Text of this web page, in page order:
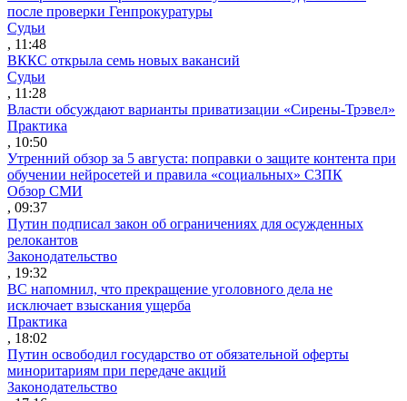
после проверки Генпрокуратуры
Судьи
, 11:48
ВККС открыла семь новых вакансий
Судьи
, 11:28
Власти обсуждают варианты приватизации «Сирены-Трэвел»
Практика
, 10:50
Утренний обзор за 5 августа: поправки о защите контента при
обучении нейросетей и правила «социальных» СЗПК
Обзор СМИ
, 09:37
Путин подписал закон об ограничениях для осужденных
релокантов
Законодательство
, 19:32
ВС напомнил, что прекращение уголовного дела не
исключает взыскания ущерба
Практика
, 18:02
Путин освободил государство от обязательной оферты
миноритариям при передаче акций
Законодательство